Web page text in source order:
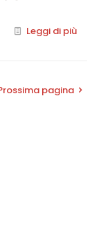
Leggi di più
pagina